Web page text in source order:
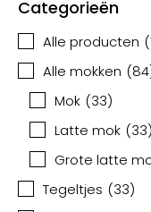
Categorieën
Alle producten (
Alle mokken (84
Mok (33)
Latte mok (33)
Grote latte
Tegeltjes (33)